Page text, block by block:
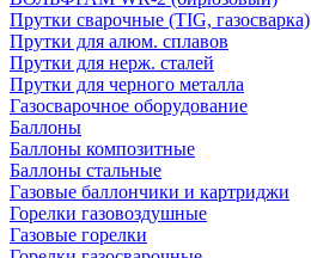
Прутки сварочные (TIG, газосварка)
Прутки для алюм. сплавов
Прутки для нерж. сталей
Прутки для черного металла
Газосварочное оборудование
Баллоны
Баллоны композитные
Баллоны стальные
Газовые баллончики и картриджи
Горелки газовоздушные
Газовые горелки